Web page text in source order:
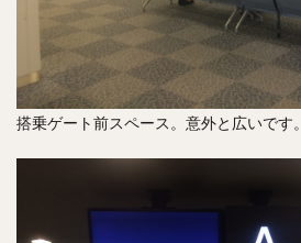
搭乗ゲート前スペース。意外と広いです。